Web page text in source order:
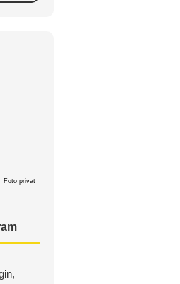
Foto privat